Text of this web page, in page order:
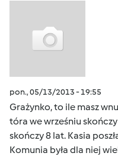
pon., 05/13/2013 - 19:55
Grażynko, to ile masz
tóra we wrześniu
skończy 8 lat. Kasia
Komunia była dla niej